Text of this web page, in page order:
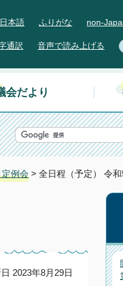
本語 ふりがな non-
通訳 音声で読み上げる
会だより
例会 > 全日程（予定） 令
2023年8月29日